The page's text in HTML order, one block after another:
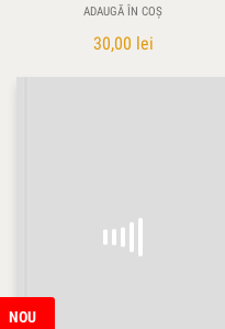
ADAUGĂ ÎN COȘ
30,00 lei
NOU